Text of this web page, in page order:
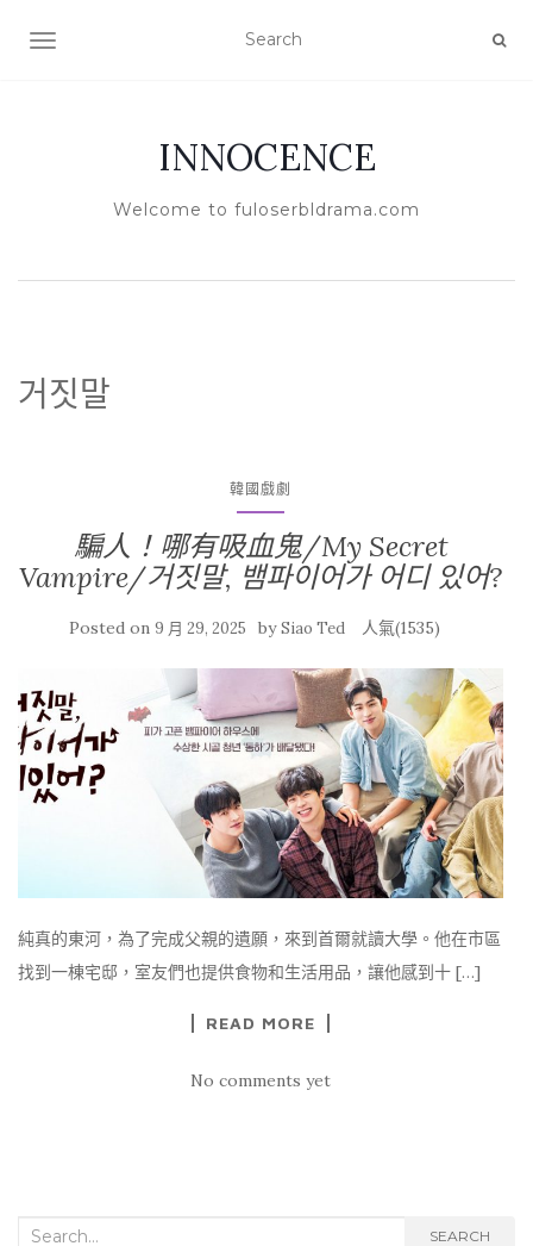
TOGGLE NAVIGATION
INNOCENCE
Welcome to fuloserbldrama.com
거짓말
韓國戲劇
騙人！哪有吸血鬼/My Secret
Vampire/거짓말, 뱀파이어가 어디 있어?
Posted on 9 月 29, 2025 bySiao Ted 人氣(1535)
純真的東河，為了完成父親的遺願，來到首爾就讀大學。他在市區
找到一棟宅邸，室友們也提供食物和生活用品，讓他感到十 […]
READ MORE
No comments yet
Search for: SEARCH